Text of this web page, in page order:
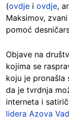
(ovdje i ovdje,
Maksimov,
pomoć
Objave na
kojima se
koju je pronašla
da je tvrdnja
interneta i
lidera Azova